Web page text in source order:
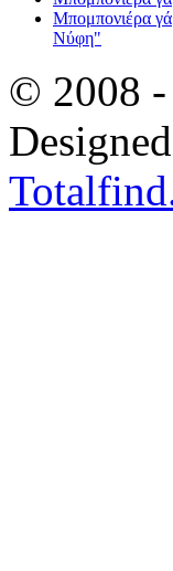
Μπομπονιέρα
Νύφη"
© 2008 -